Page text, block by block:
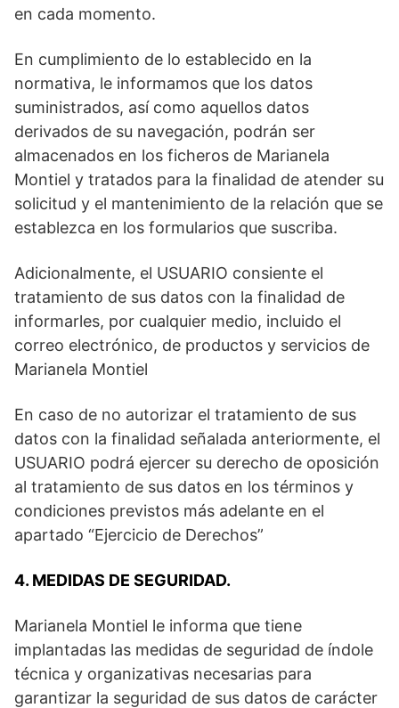
en cada momento.
En cumplimiento de lo establecido en la
normativa, le informamos que los datos
suministrados, así como aquellos datos
derivados de su navegación, podrán ser
almacenados en los ficheros de Marianela
Montiel y tratados para la finalidad de atender su
solicitud y el mantenimiento de la relación que se
establezca en los formularios que suscriba.
Adicionalmente, el USUARIO consiente el
tratamiento de sus datos con la finalidad de
informarles, por cualquier medio, incluido el
correo electrónico, de productos y servicios de
Marianela Montiel
En caso de no autorizar el tratamiento de sus
datos con la finalidad señalada anteriormente, el
USUARIO podrá ejercer su derecho de oposición
al tratamiento de sus datos en los términos y
condiciones previstos más adelante en el
apartado “Ejercicio de Derechos”
4. MEDIDAS DE SEGURIDAD.
Marianela Montiel le informa que tiene
implantadas las medidas de seguridad de índole
técnica y organizativas necesarias para
garantizar la seguridad de sus datos de carácter